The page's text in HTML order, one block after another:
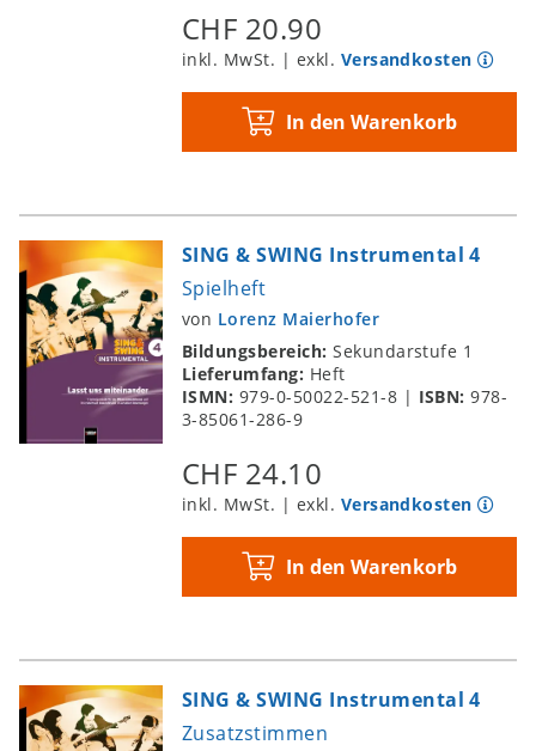
CHF 20.90
inkl. MwSt. | exkl. Versandkosten
In den Warenkorb
SING & SWING Instrumental 4
Spielheft
von Lorenz Maierhofer
Bildungsbereich:Sekundarstufe 1
Lieferumfang: Heft
ISMN: 979-0-50022-521-8 | ISBN:978-
3-85061-286-9
CHF 24.10
inkl. MwSt. | exkl. Versandkosten
In den Warenkorb
SING & SWING Instrumental 4
Zusatzstimmen